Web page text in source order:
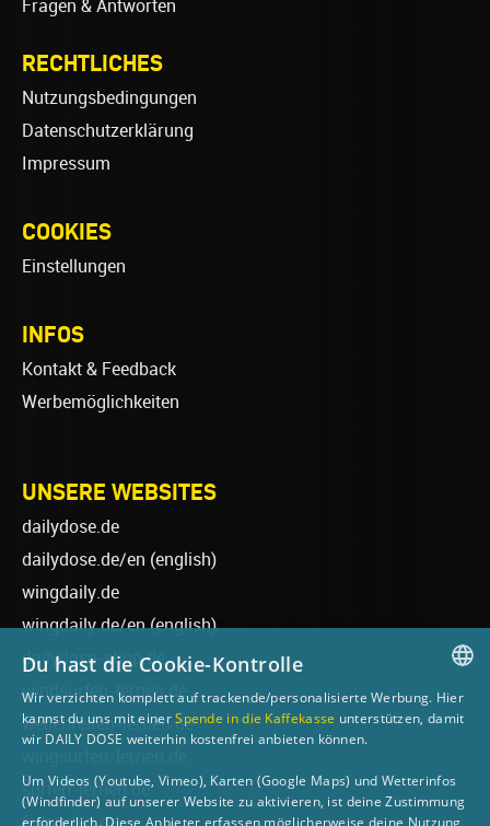
Fragen & Antworten
RECHTLICHES
Nutzungsbedingungen
Datenschutzerklärung
Impressum
COOKIES
Einstellungen
INFOS
Kontakt & Feedback
Werbemöglichkeiten
UNSERE WEBSITES
dailydose.de
dailydose.de/en (english)
wingdaily.de
wingdaily.de/en(english)
dailydose-shop.de
windsurfen-lernen.de
wellenreiten-lernen.de
surfen-lernen.de
GERMAN
Du hast die Cookie-Kontrolle
Wir verzichten komplett auf trackende/personalisierte Werbung. Hier
kannst du uns mit einerSpende in die Kaffekasse unterstützen, damit
wir DAILY DOSE weiterhin kostenfrei anbieten können.
Um Videos (Youtube, Vimeo), Karten (Google Maps) und Wetterinfos
(Windfinder) auf unserer Website zu aktivieren, ist deine Zustimmung
erforderlich. Diese Anbieter erfassen möglicherweise deine Nutzung